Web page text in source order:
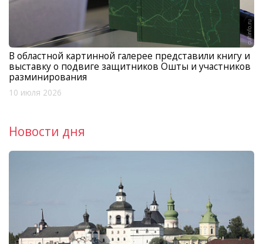
В областной картинной галерее представили книгу и
выставку о подвиге защитников Ошты и участников
разминирования
10 июля 2026
Новости дня